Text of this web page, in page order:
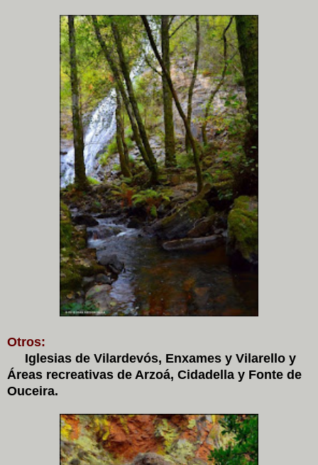
Otros:
Iglesias de Vilardevós, Enxames y Vilarello y
Áreas recreativas de Arzoá, Cidadella y Fonte de
Ouceira.